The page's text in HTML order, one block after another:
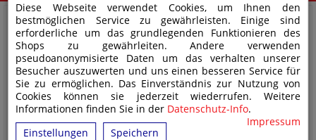
Diese Webseite verwendet Cookies, um Ihnen den
bestmöglichen Service zu gewährleisten. Einige sind
erforderliche um das grundlegenden Funktionieren des
Shops zu gewährleiten. Andere verwenden
pseudoanonymisierte Daten um das verhalten unserer
Besucher auszuwerten und uns einen besseren Service für
Sie zu ermöglichen. Das Einverständnis zur Nutzung von
Cookies können sie jederzeit wiederrufen. Weitere
Informationen finden Sie in der Datenschutz-Info.
Impressum
Einstellungen
Speichern